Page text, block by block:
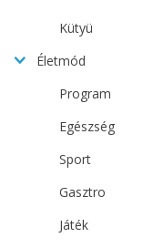
Kütyü
Életmód
Program
Egészség
Sport
Gasztro
Játék